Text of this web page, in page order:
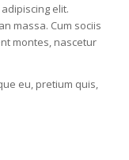
elit.
massa. Cum sociis
montes, nascetur
eu, pretium quis,